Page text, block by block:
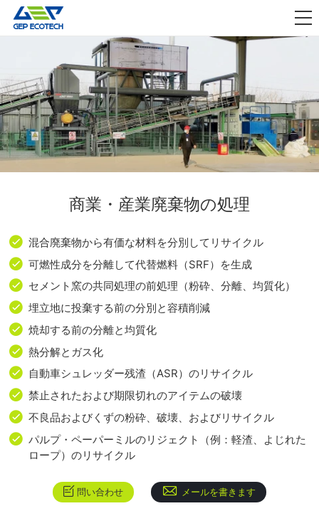
アプリケーション
私たちについて
お問い合わせ
商業・産業廃棄物の処理
混合廃棄物から有価な材料を分別してリサイクル
可燃性成分を分離して代替燃料（SRF）を生成
セメント窯の共同処理の前処理（粉砕、分離、均質化）
埋立地に投棄する前の分別と容積削減
焼却する前の分離と均質化
熱分解とガス化
自動車シュレッダー残渣（ASR）のリサイクル
禁止されたおよび期限切れのアイテムの破壊
不良品およびくずの粉砕、破壊、およびリサイクル
パルプ・ペーパーミルのリジェクト（例：軽渣、よじれた
ロープ）のリサイクル
問い合わせ メールを書きます